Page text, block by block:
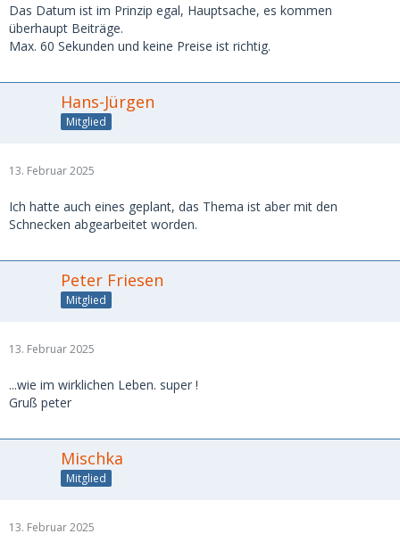
Das Datum ist im Prinzip egal, Hauptsache, es kommen
überhaupt Beiträge.
Max. 60 Sekunden und keine Preise ist richtig.
Hans-Jürgen
Mitglied
13. Februar 2025
Ich hatte auch eines geplant, das Thema ist aber mit den
Schnecken abgearbeitet worden.
Peter Friesen
Mitglied
13. Februar 2025
...wie im wirklichen Leben. super !
Gruß peter
Mischka
Mitglied
13. Februar 2025